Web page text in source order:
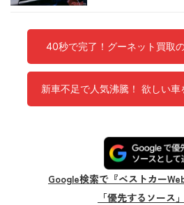
40秒で完了！グーネット買取
新車不足で人気沸騰！ 欲しい
Google検索で『ベストカー
「優先するソース